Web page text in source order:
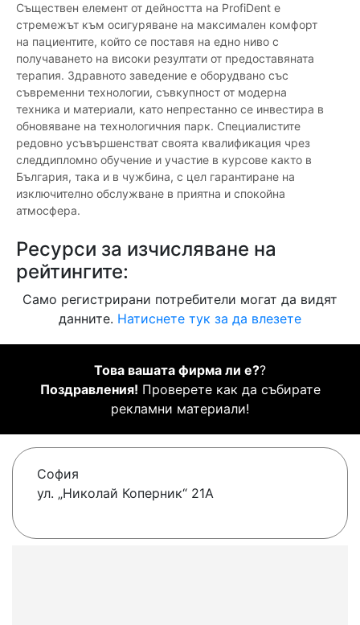
Съществен елемент от дейността на ProfiDent е
стремежът към осигуряване на максимален комфорт
на пациентите, който се поставя на едно ниво с
получаването на високи резултати от предоставяната
терапия. Здравното заведение е оборудвано със
съвременни технологии, съвкупност от модерна
техника и материали, като непрестанно се инвестира в
обновяване на технологичния парк. Специалистите
редовно усъвършенстват своята квалификация чрез
следдипломно обучение и участие в курсове както в
България, така и в чужбина, с цел гарантиране на
изключително обслужване в приятна и спокойна
атмосфера.
Ресурси за изчисляване на
рейтингите:
Само регистрирани потребители могат да видят
данните. Натиснете тук за да влезете
Това вашата фирма ли е??
Поздравления! Проверете как да събирате
рекламни материали!
София
ул. „Николай Коперник“ 21А